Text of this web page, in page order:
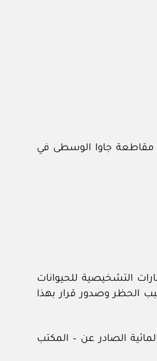
مقاطعة جاوا الوسطى في
الحيوان للاختبارات التشخيصية للحيوانات
الحظر وصدور قرار بهذا
الصادر عن – المكتب